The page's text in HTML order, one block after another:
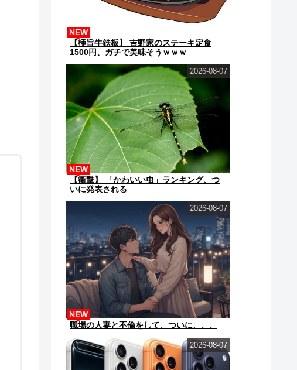
【極旨牛鉄板】 吉野家のステーキ定食
1500円、ガチで美味そうｗｗｗ
NEW
【衝撃】 「かわいい虫」ランキング、つ
いに発表される
NEW
2026-08-07
職場の人妻と不倫をして、ついに、、、
NEW
2026-08-07
2026-08-07